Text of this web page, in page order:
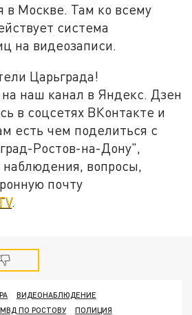
в Москве. Там ко всему
система
на видеозаписи.
Царьграда!
наш канал в Яндекс. Дзен
в соцсетях ВКонтакте и
есть чем поделиться с
Ростов-на-Дону",
вопросы,
почту
.
ВИДЕОНАБЛЮДЕНИЕ
ПО РОСТОВУ
ПОЛИЦИЯ